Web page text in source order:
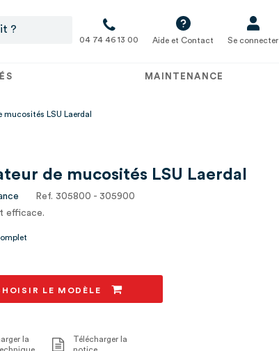
04 74 46 13 00 Aide et Contact Se connecter
MAINTENANCE
mucosités LSU Laerdal
de mucosités LSU Laerdal
Ref. 305800 - 305900
efficace.
LE MODÈLE
la
Télécharger la